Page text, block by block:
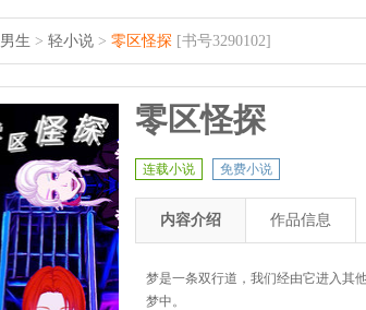
男生 > 轻小说 > 零区怪探 [书号3290102]
零区怪探
连载小说 免费小说
内容介绍 作品信息
梦是一条双行道，我们经由它进入其
梦中。